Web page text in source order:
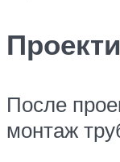
После
монтаж